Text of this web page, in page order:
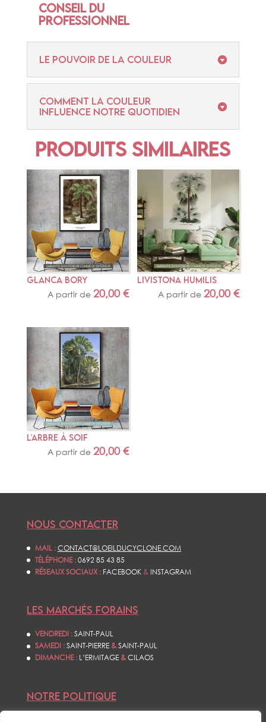
Conseil du
professionnel
Le pouvoir de la couleur
Comment la couleur
influence notre quotidien
Produits similaires
GLANCA BORY
A partir de 20,00 €
LIVISTONA HUMILIS
A partir de20,00€
L’ARBRE À SOIF
A partir de 20,00 €
NOUS CONTACTER
MAIL :CONTACT@LOEILDUCYCLONE.COM
TÉLÉPHONE :0692 85 43 85
RÉSEAUX SOCIAUX : FACEBOOK& INSTAGRAM
LES MARCHÉS FORAINS
VENDREDI :SAINT-PAUL
SAMEDI :SAINT-PIERRE&SAINT-PAUL
DIMANCHE : L’ERMITAGE &CILAOS
NOTRE POLITIQUE